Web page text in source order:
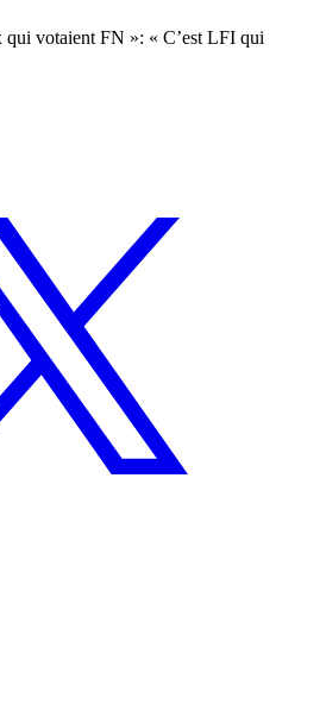
qui votaient FN »: « C’est LFI qui